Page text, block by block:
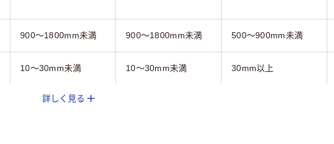
900～1800mm未満 900～1800mm未満 500～900mm未満
10～30mm未満 10～30mm未満 30mm以上
詳しく見る